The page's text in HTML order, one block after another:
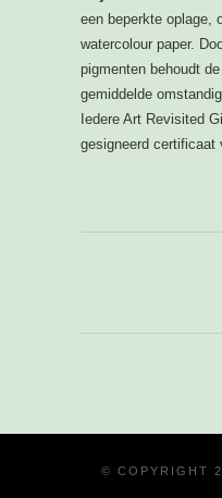
een beperkte oplage,
watercolour paper.
pigmenten behoudt
gemiddelde
Iedere Art Revisited
gesigneerd certificaat
© COPYRIGHT